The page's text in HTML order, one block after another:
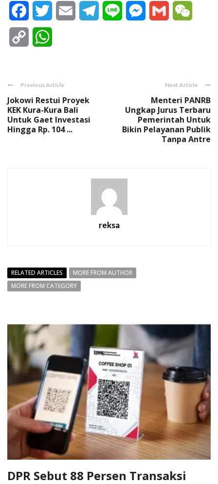
FacebookTwitter Email Telegram
Line Messenger
Gmail
Copy
Previous Article
Jokowi Restui Proyek
KEK Kura-Kura Bali
Untuk Gaet Investasi
Hingga Rp. 104 ...
Next Article
Menteri PANRB
Ungkap Jurus Terbaru
Pemerintah Untuk
Bikin Pelayanan Publik
Tanpa Antre
reksa
RELATED ARTICLES
MORE FROM AUTHOR
MORE FROM CATEGORY
DPR Sebut 88 Persen Transaksi